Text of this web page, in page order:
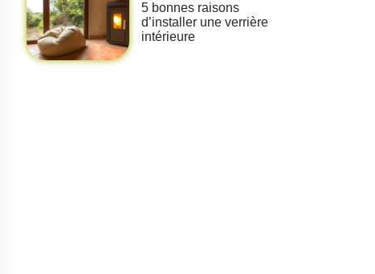
5 bonnes raisons
d’installer une verrière
intérieure